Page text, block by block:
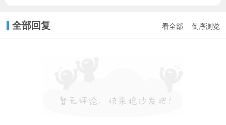
全部回复 看全部 倒序浏览